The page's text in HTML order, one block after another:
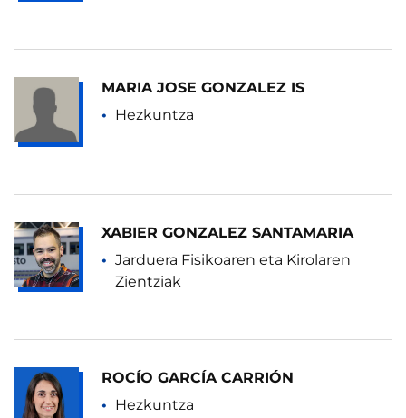
MARIA JOSE GONZALEZ IS
Hezkuntza
XABIER GONZALEZ SANTAMARIA
Jarduera Fisikoaren eta Kirolaren
Zientziak
ROCÍO GARCÍA CARRIÓN
Hezkuntza